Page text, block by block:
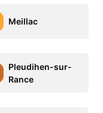
Meillac
Pleudihen-sur-
Rance